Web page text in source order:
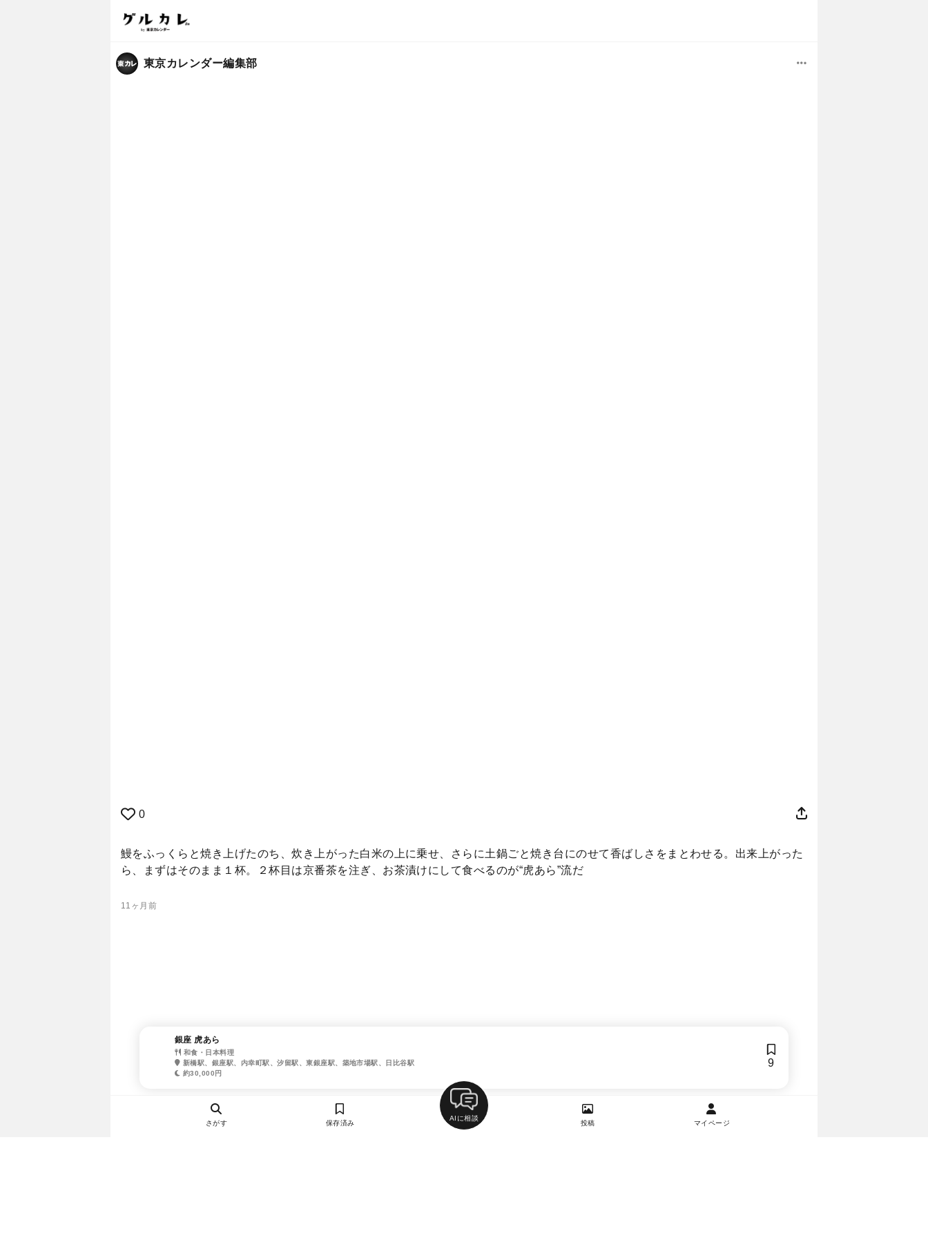
東京カレンダー編集部
0
鰻をふっくらと焼き上げたのち、炊き上がった白米の上に乗せ、さらに土鍋ごと焼き台にのせて香ばしさをまとわせる。出来上がった
ら、まずはそのまま１杯。２杯目は京番茶を注ぎ、お茶漬けにして食べるのが“虎あら”流だ
11ヶ月前
銀座 虎あら
和食・日本料理
新橋駅、銀座駅、内幸町駅、汐留駅、東銀座駅、築地市場駅、日比谷駅
約30,000円
9
さがす 保存済み
AIに相談
投稿 マイページ